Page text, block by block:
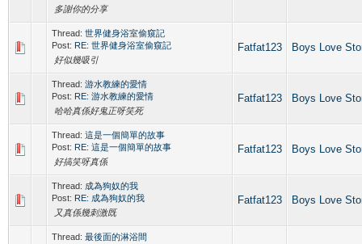
多謝你的分享
Thread: 世界健身浴室偷窺記
Post: RE: 世界健身浴室偷窺記
好似幾吸引
Fatfat123 Boys Love
Thread: 游水教練的愛情
Post: RE: 游水教練的愛情
哈哈真係好鬼正呀笑死
Fatfat123 Boys Love
Thread: 這是一個簡單的故事
Post: RE: 這是一個簡單的故事
好搞笑呀真係
Fatfat123 Boys Love
Thread: 成為狗奴的我
Post: RE: 成為狗奴的我
又真係幾刺激既
Fatfat123 Boys Love
Thread: 最後面的淋浴間